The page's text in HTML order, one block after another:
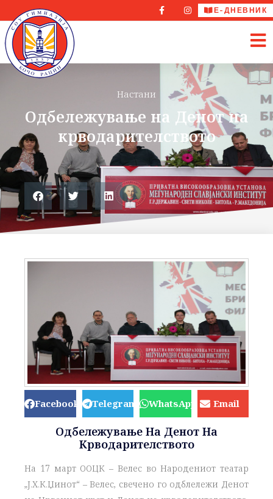
Е-ДНЕВНИК
Настани
Одбележување на Денот на
крводарителството
Facebook Telegram WhatsApp Email
Одбележување На Денот На
Крводарителството
На 17 март ООЦК – Велес во Народениот театар
„Ј.Х.К.Џинот“ – Велес, свечено го одблележи Денот